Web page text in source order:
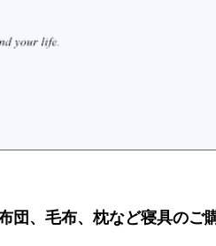
団、毛布、枕など寝具のご